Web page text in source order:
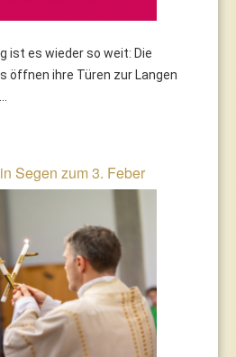
ist es wieder so weit: Die
öffnen ihre Türen zur Langen
Segen zum 3. Feber